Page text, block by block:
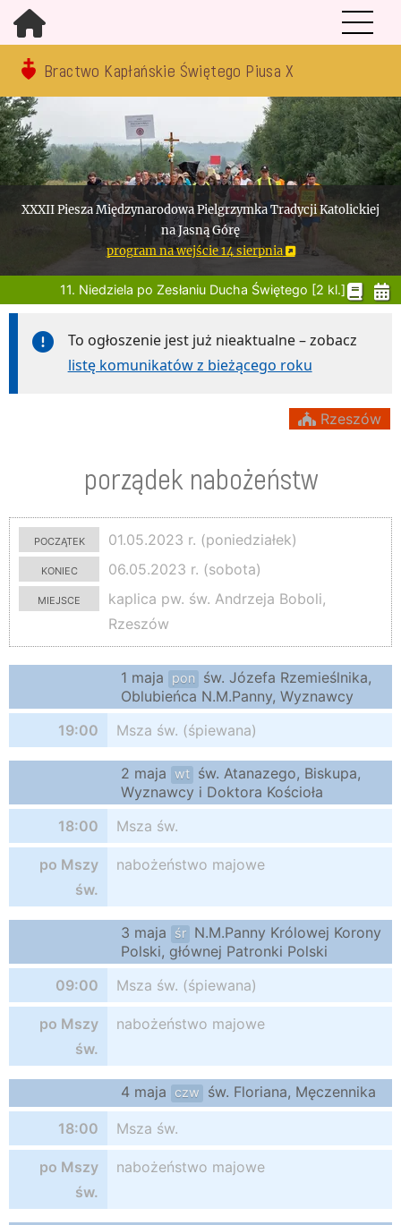
Bractwo Kapłańskie Świętego Piusa X
XXXII Piesza Międzynarodowa Pielgrzymka Tradycji Katolickiej
na Jasną Górę
program na wejście 14 sierpnia
11. Niedziela po Zesłaniu Ducha Świętego [2 kl.]
To ogłoszenie jest już nieaktualne – zobacz
listę komunikatów z bieżącego roku
Rzeszów
porządek nabożeństw
początek
01.05.2023 r. (poniedziałek)
koniec
06.05.2023 r. (sobota)
miejsce
kaplica pw. św. Andrzeja Boboli,
Rzeszów
1 maja pon
św. Józefa Rzemieślnika,
Oblubieńca N.M.Panny, Wyznawcy
19:00
Msza św. (śpiewana)
2 maja wt św. Atanazego, Biskupa,
Wyznawcy i Doktora Kościoła
18:00
Msza św.
po Mszy
św.
nabożeństwo majowe
3 maja śr N.M.Panny Królowej Korony
Polski, głównej Patronki Polski
09:00
Msza św. (śpiewana)
po Mszy
św.
nabożeństwo majowe
4 maja czw św. Floriana, Męczennika
18:00 Msza św.
po Mszy
św.
nabożeństwo majowe